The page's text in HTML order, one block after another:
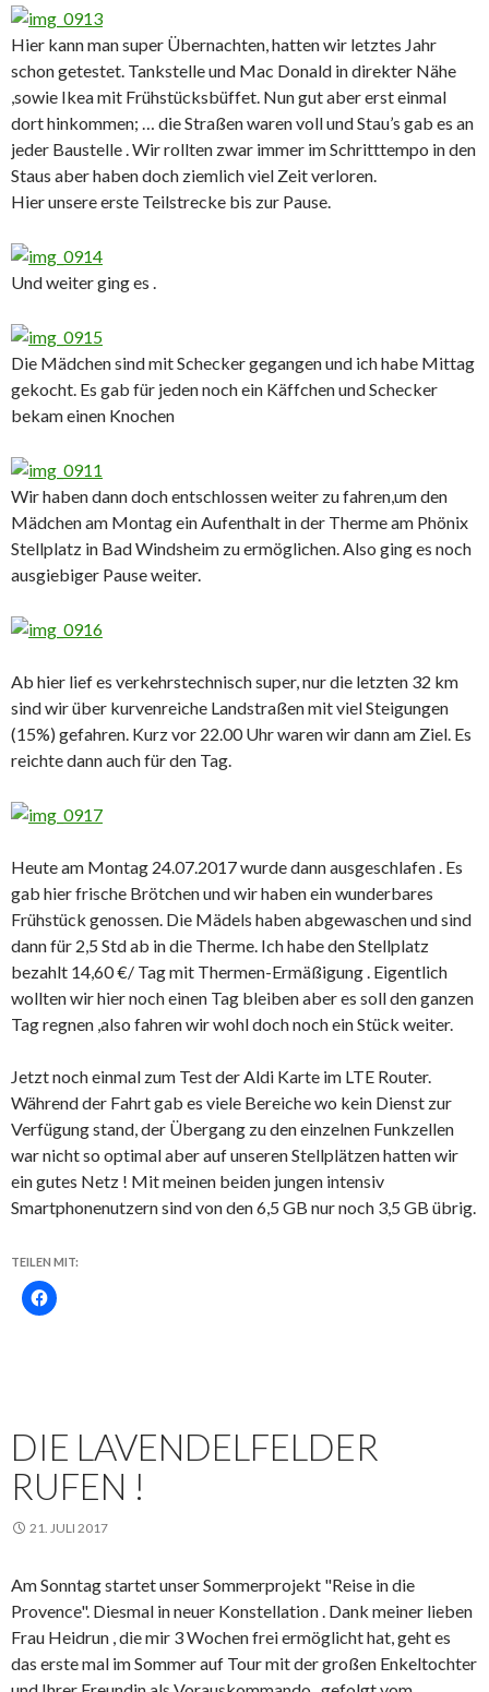
Hier kann man super Übernachten, hatten wir letztes Jahr
schon getestet. Tankstelle und Mac Donald in direkter Nähe
,sowie Ikea mit Frühstücksbüffet. Nun gut aber erst einmal
dort hinkommen; … die Straßen waren voll und Stau’s gab es an
jeder Baustelle . Wir rollten zwar immer im Schritttempo in den
Staus aber haben doch ziemlich viel Zeit verloren.
Hier unsere erste Teilstrecke bis zur Pause.
Und weiter ging es .
Die Mädchen sind mit Schecker gegangen und ich habe Mittag
gekocht. Es gab für jeden noch ein Käffchen und Schecker
bekam einen Knochen
Wir haben dann doch entschlossen weiter zu fahren,um den
Mädchen am Montag ein Aufenthalt in der Therme am Phönix
Stellplatz in Bad Windsheim zu ermöglichen. Also ging es noch
ausgiebiger Pause weiter.
Ab hier lief es verkehrstechnisch super, nur die letzten 32 km
sind wir über kurvenreiche Landstraßen mit viel Steigungen
(15%) gefahren. Kurz vor 22.00 Uhr waren wir dann am Ziel. Es
reichte dann auch für den Tag.
Heute am Montag 24.07.2017 wurde dann ausgeschlafen . Es
gab hier frische Brötchen und wir haben ein wunderbares
Frühstück genossen. Die Mädels haben abgewaschen und sind
dann für 2,5 Std ab in die Therme. Ich habe den Stellplatz
bezahlt 14,60 €/ Tag mit Thermen-Ermäßigung . Eigentlich
wollten wir hier noch einen Tag bleiben aber es soll den ganzen
Tag regnen ,also fahren wir wohl doch noch ein Stück weiter.
Jetzt noch einmal zum Test der Aldi Karte im LTE Router.
Während der Fahrt gab es viele Bereiche wo kein Dienst zur
Verfügung stand, der Übergang zu den einzelnen Funkzellen
war nicht so optimal aber auf unseren Stellplätzen hatten wir
ein gutes Netz ! Mit meinen beiden jungen intensiv
Smartphonenutzern sind von den 6,5 GB nur noch 3,5 GB übrig.
TEILEN MIT:
DIE LAVENDELFELDER
RUFEN !
21. JULI 2017
Am Sonntag startet unser Sommerprojekt "Reise in die
Provence". Diesmal in neuer Konstellation . Dank meiner lieben
Frau Heidrun , die mir 3 Wochen frei ermöglicht hat, geht es
das erste mal im Sommer auf Tour mit der großen Enkeltochter